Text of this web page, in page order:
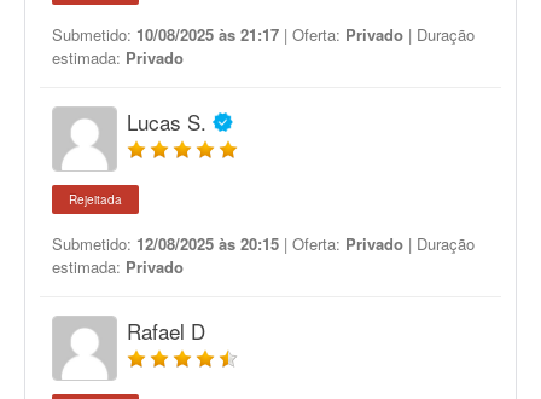
Submetido: 10/08/2025 às 21:17 | Oferta: Privado | Duração
estimada: Privado
Lucas S.
Rejeitada
Submetido: 12/08/2025 às 20:15 | Oferta: Privado | Duração
estimada: Privado
Rafael D